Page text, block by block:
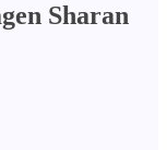
Sharan